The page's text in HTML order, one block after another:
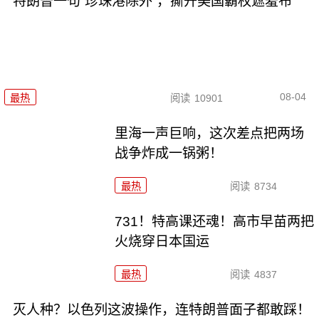
最热 阅读 10901 08-04
里海一声巨响，这次差点把两场
战争炸成一锅粥！
最热 阅读 8734
731！特高课还魂！高市早苗两把
火烧穿日本国运
最热 阅读 4837
灭人种？以色列这波操作，连特朗普面子都敢踩！